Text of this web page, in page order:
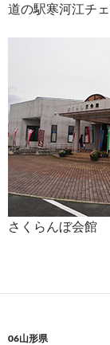
道の駅寒河江チ
さくらんぼ会館
06山形県